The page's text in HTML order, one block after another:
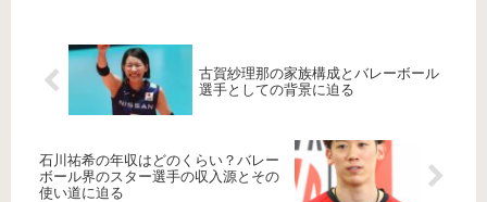
古賀紗理那の家族構成とバレーボール
選手としての背景に迫る
石川祐希の年収はどのくらい？バレー
ボール界のスター選手の収入源とその
使い道に迫る